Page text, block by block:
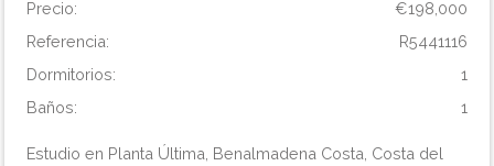
Precio:
€198,000
Referencia:
R5441116
Dormitorios:
1
Baños:
1
Estudio en Planta Última, Benalmadena Costa, Costa del